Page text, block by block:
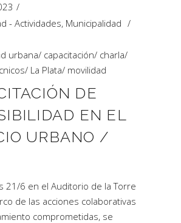
- Actividades, Municipalidad
urbana/ capacitación/ charla/
/ La Plata/ movilidad
DE
EN EL
URBANO /
21/6 en el Auditorio de la Torre
de las acciones colaborativas
comprometidas, se